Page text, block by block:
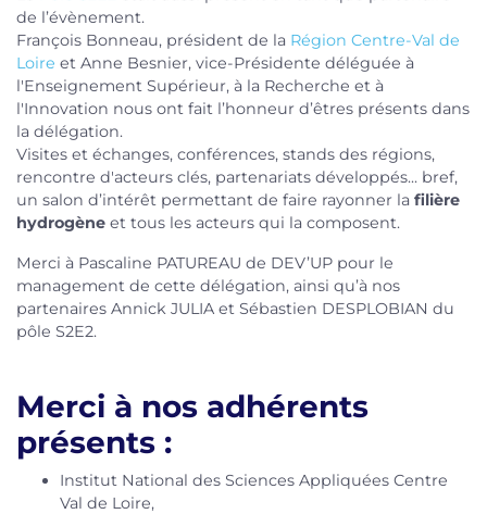
de l’évènement.
François Bonneau, président de la Région Centre-Val de
Loire et Anne Besnier, vice-Présidente déléguée à
l'Enseignement Supérieur, à la Recherche et à
l'Innovation nous ont fait l’honneur d’êtres présents dans
la délégation.
Visites et échanges, conférences, stands des régions,
rencontre d'acteurs clés, partenariats développés... bref,
un salon d’intérêt permettant de faire rayonner la filière
hydrogène et tous les acteurs qui la composent.
Merci à Pascaline PATUREAU de DEV’UP pour le
management de cette délégation, ainsi qu’à nos
partenaires Annick JULIA et Sébastien DESPLOBIAN du
pôle S2E2.
Merci à nos adhérents
présents :
Institut National des Sciences Appliquées Centre
Val de Loire,